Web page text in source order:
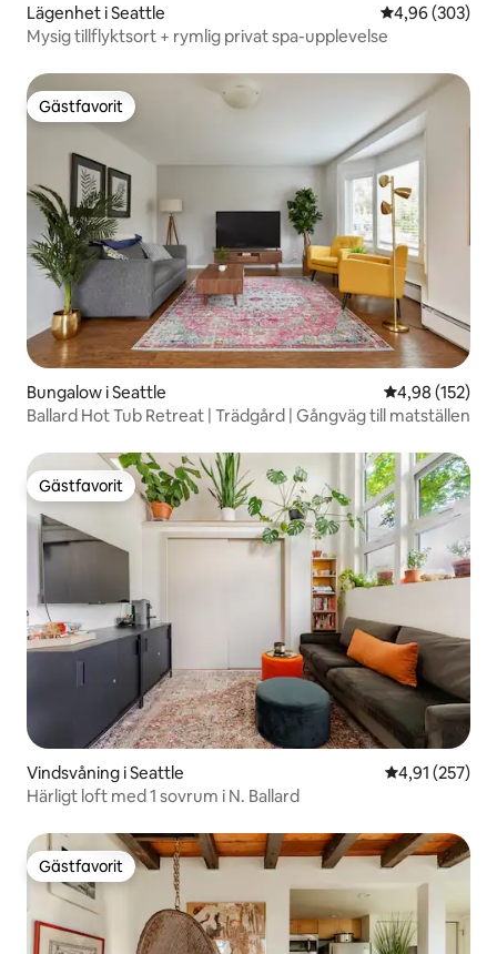
Lägenhet i Seattle 4,96 av 5 i
4,96 (303)
Mysig tillflyktsort + rymlig privat spa-upplevelse
Gästfavorit
Gästfavorit
Bungalow i Seattle 4,98 av 5 i
4,98 (152)
Ballard Hot Tub Retreat | Trädgård | Gångväg till matställen
Gästfavorit
Gästfavorit
Vindsvåning i Seattle 4,91 av 5 i
4,91 (257)
Härligt loft med 1 sovrum i N. Ballard
Gästfavorit
Gästfavorit